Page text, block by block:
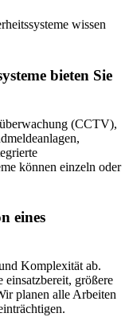
wissen
bieten Sie
(CCTV),
können einzeln oder
eines
Komplexität ab.
größere
planen alle Arbeiten